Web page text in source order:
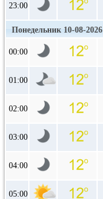
23:00
Понедельник 10-08-2026
00:00
01:00
02:00
03:00
04:00
05:00